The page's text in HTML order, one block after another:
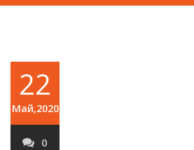
22
Май,2020
0